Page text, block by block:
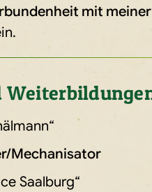
mit
Mechanisator
Saalburg“